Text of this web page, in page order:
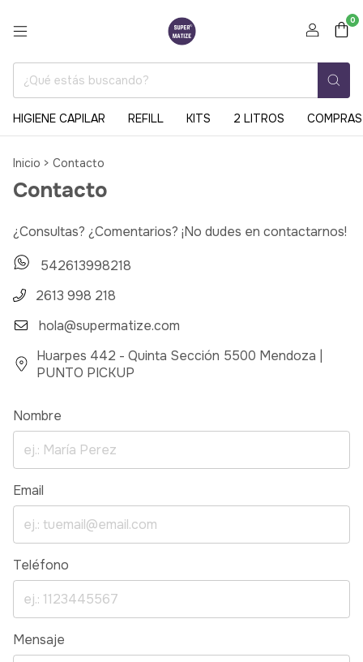
0
HIGIENE CAPILAR REFILL KITS 2 LITROS
Inicio > Contacto
Contacto
¿Consultas? ¿Comentarios? ¡No dudes en contactarnos!
542613998218
2613 998 218
hola@supermatize.com
Huarpes 442 - Quinta Sección 5500 Mendoza |
PUNTO PICKUP
Nombre
Email
Teléfono
Mensaje